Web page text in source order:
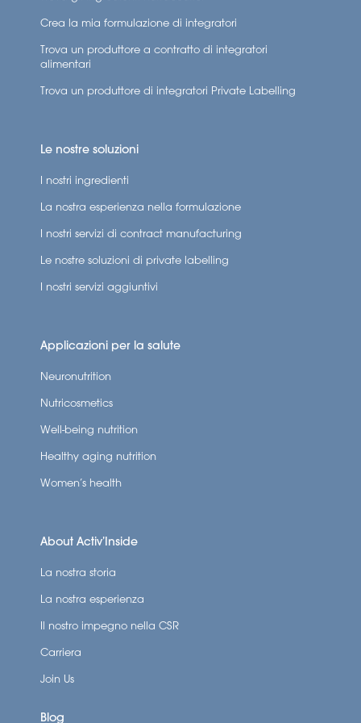
regolazione ormonale evidenzia il suo potenziale
nell’alleviare i sintomi della menopausa legati agli
dell’umore, i disturbi del sonno e i sintomi fisici
Crea la mia formulazione di integratori
Trova un produttore a contratto di integratori
alimentari
Trova un produttore di integratori Private Labelling
Le nostre soluzioni
I nostri ingredienti
La nostra esperienza nella formulazione
I nostri servizi di contract manufacturing
Le nostre soluzioni di private labelling
I nostri servizi aggiuntivi
Applicazioni per la salute
Neuronutrition
Nutricosmetics
Well-being nutrition
Healthy aging nutrition
Women’s health
About Activ’Inside
La nostra storia
La nostra esperienza
Il nostro impegno nella CSR
Carriera
Join Us
Blog